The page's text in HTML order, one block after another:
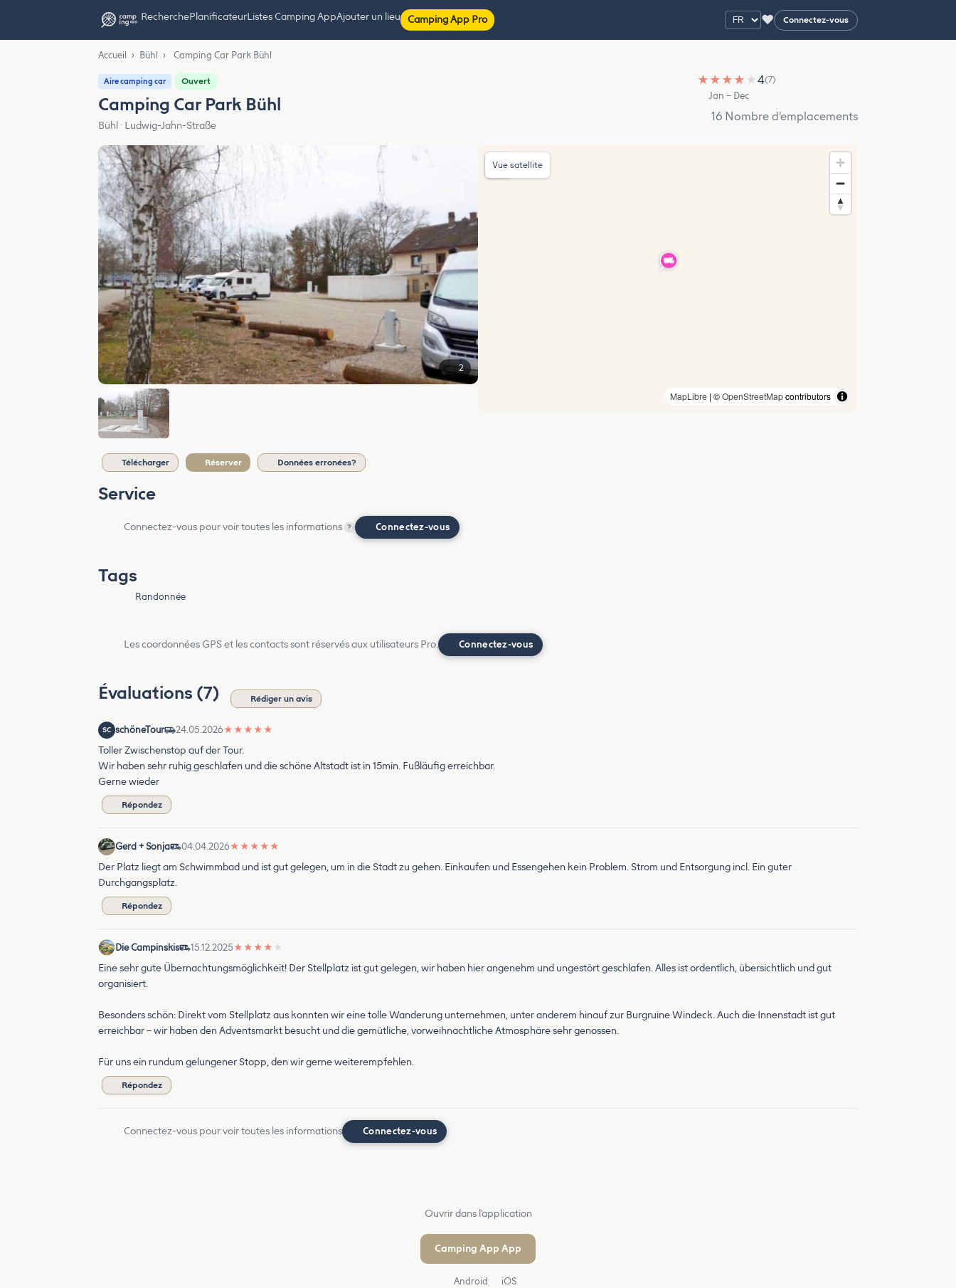
RecherchePlanificateurListes Camping AppAjouter un lieu Camping App Pro ♥ Connectez-vous
Accueil › Bühl › Camping Car Park Bühl
Aire camping car Ouvert
Camping Car Park Bühl
Bühl · Ludwig-Jahn-Straße
★ ★ ★ ★ ★4(7)
Jan – Dec
16 Nombre d’emplacements
2
MapLibre | ©OpenStreetMapcontributors
Vue satellite
Télécharger Réserver Données erronées?
Service
Connectez-vous pour voir toutes les informations ? Connectez-vous
Tags
Randonnée
Les coordonnées GPS et les contacts sont réservés aux utilisateurs Pro. Connectez-vous
Évaluations (7) Rédiger un avis
SC schöneTour 24.05.2026★ ★ ★ ★ ★
Toller Zwischenstop auf der Tour.
Wir haben sehr ruhig geschlafen und die schöne Altstadt ist in 15min. Fußläufig erreichbar.
Gerne wieder
Répondez
Gerd + Sonja 04.04.2026★ ★ ★ ★ ★
Der Platz liegt am Schwimmbad und ist gut gelegen, um in die Stadt zu gehen. Einkaufen und Essengehen kein Problem. Strom und Entsorgung incl. Ein guter
Durchgangsplatz.
Répondez
Die Campinskis 15.12.2025★ ★ ★ ★ ★
Eine sehr gute Übernachtungsmöglichkeit! Der Stellplatz ist gut gelegen, wir haben hier angenehm und ungestört geschlafen. Alles ist ordentlich, übersichtlich und gut
organisiert.
Besonders schön: Direkt vom Stellplatz aus konnten wir eine tolle Wanderung unternehmen, unter anderem hinauf zur Burgruine Windeck. Auch die Innenstadt ist gut
erreichbar – wir haben den Adventsmarkt besucht und die gemütliche, vorweihnachtliche Atmosphäre sehr genossen.
Für uns ein rundum gelungener Stopp, den wir gerne weiterempfehlen.
Répondez
Connectez-vous pour voir toutes les informations Connectez-vous
Ouvrir dans l'application
Camping App App
Android iOS